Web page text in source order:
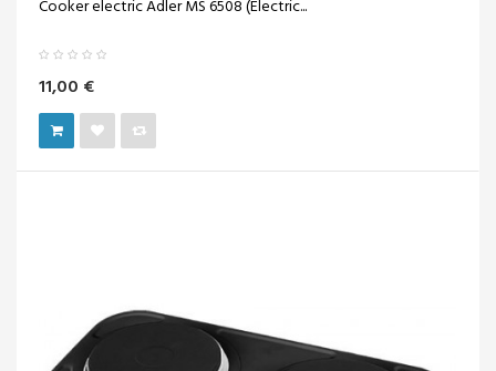
Cooker electric Adler MS 6508 (Electric...
11,00 €